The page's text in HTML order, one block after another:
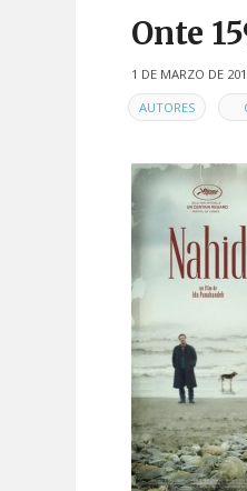
Onte
1 DE MARZO DE
EN AUTORES